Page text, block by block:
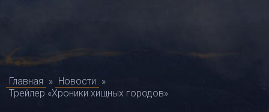
Главная » Новости »
Трейлер «Хроники хищных городов»